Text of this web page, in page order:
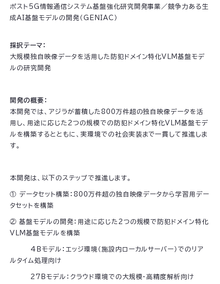
ポスト5G情報通信システム基盤強化研究開発事業／競争力ある生
成AI基盤モデルの開発（GENIAC）
採択テーマ：
大規模独自映像データを活用した防犯ドメイン特化VLM基盤モデ
ルの研究開発
開発の概要：
本開発では、アジラが蓄積した800万件超の独自映像データを活
用し、用途に応じた2つの規模での防犯ドメイン特化VLM基盤モデ
ルを構築するとともに、実環境での社会実装まで一貫して推進しま
す。
本開発は、以下のステップで推進します。
① データセット構築：800万件超の独自映像データから学習用デー
タセットを構築
② 基盤モデルの開発：用途に応じた2つの規模で防犯ドメイン特化
VLM基盤モデルを構築
4Bモデル：エッジ環境（施設内ローカルサーバー）でのリア
ルタイム処理向け
27Bモデル：クラウド環境での大規模・高精度解析向け